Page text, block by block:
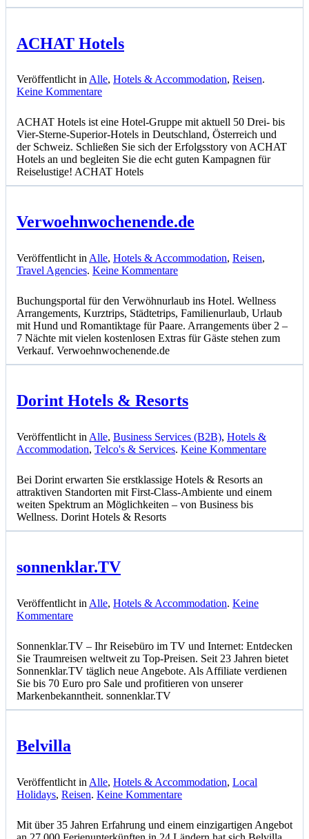
ACHAT Hotels
Veröffentlicht inAlle, Hotels & Accommodation, Reisen.
Keine Kommentarezu
Hotels
ACHAT Hotels ist eine Hotel-Gruppe mit aktuell 50 Drei- bis
Vier-Sterne-Superior-Hotels in Deutschland, Österreich und
der Schweiz. Schließen Sie sich der Erfolgsstory von ACHAT
Hotels an und begleiten Sie die echt guten Kampagnen für
Reiselustige! ACHAT Hotels
Verwoehnwochenende.de
Veröffentlicht in Alle, Hotels & Accommodation, Reisen,
Travel Agencies. Keine Kommentarezu
Buchungsportal für den Verwöhnurlaub ins Hotel. Wellness
Arrangements, Kurztrips, Städtetrips, Familienurlaub, Urlaub
mit Hund und Romantiktage für Paare. Arrangements über 2 –
7 Nächte mit vielen kostenlosen Extras für Gäste stehen zum
Verkauf. Verwoehnwochenende.de
Dorint Hotels & Resorts
Veröffentlicht in Alle, Business Services (B2B), Hotels &
Accommodation, Telco's & Services. Keine Kommentarezu
Resorts
Bei Dorint erwarten Sie erstklassige Hotels & Resorts an
attraktiven Standorten mit First-Class-Ambiente und einem
weiten Spektrum an Möglichkeiten – von Business bis
Wellness. Dorint Hotels & Resorts
sonnenklar.TV
Veröffentlicht in Alle, Hotels & Accommodation. Keine
Kommentarezu
Sonnenklar.TV – Ihr Reisebüro im TV und Internet: Entdecken
Sie Traumreisen weltweit zu Top-Preisen. Seit 23 Jahren bietet
Sonnenklar.TV täglich neue Angebote. Als Affiliate verdienen
Sie bis 70 Euro pro Sale und profitieren von unserer
Markenbekanntheit. sonnenklar.TV
Belvilla
Veröffentlicht in Alle, Hotels & Accommodation, Local
Holidays, Reisen. Keine Kommentarezu
Mit über 35 Jahren Erfahrung und einem einzigartigen Angebot